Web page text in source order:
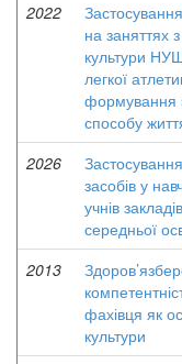
2022
на заняттях
культури
легкої
формування
способу
2026
засобів у
учнів
середньої
2013
фахівця як
культури